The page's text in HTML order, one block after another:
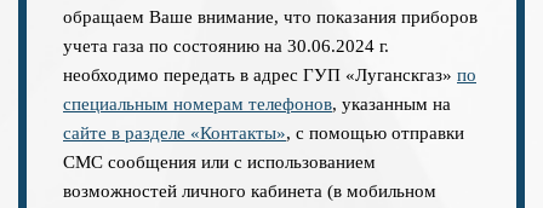
обращаем Ваше внимание, что показания приборов
учета газа по состоянию на 30.06.2024 г.
необходимо передать в адрес ГУП «Луганскгаз» по
специальным номерам телефонов, указанным на
сайте в разделе «‎Контакты», с помощью отправки
СМС сообщения или с использованием
возможностей личного кабинета (в мобильном